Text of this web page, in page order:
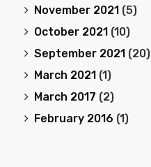
November 2021 (5)
October 2021 (10)
September 2021 (20)
March 2021 (1)
March 2017 (2)
February 2016 (1)